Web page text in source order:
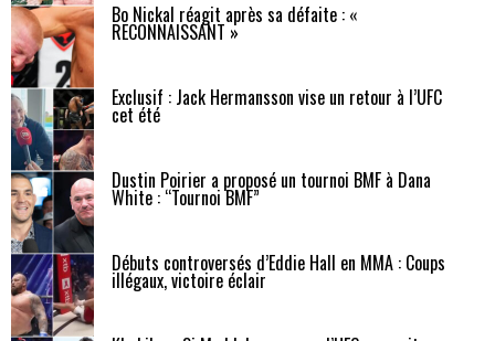
Bo Nickal réagit après sa défaite : «
RECONNAISSANT »
Exclusif : Jack Hermansson vise un retour à l’UFC
cet été
Dustin Poirier a proposé un tournoi BMF à Dana
White : “Tournoi BMF”
Débuts controversés d’Eddie Hall en MMA : Coups
illégaux, victoire éclair